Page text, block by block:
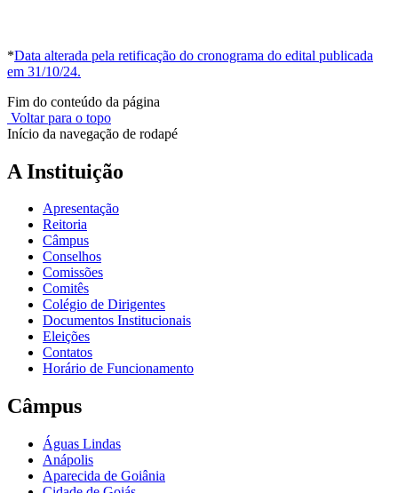
*Data alterada pela retificação do cronograma do edital publicada
em 31/10/24.
Fim do conteúdo da página
Voltar para o topo
Início da navegação de rodapé
A Instituição
Apresentação
Reitoria
Câmpus
Conselhos
Comissões
Comitês
Colégio de Dirigentes
Documentos Institucionais
Eleições
Contatos
Horário de Funcionamento
Câmpus
Águas Lindas
Anápolis
Aparecida de Goiânia